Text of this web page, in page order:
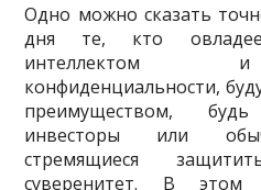
Одно можно сказать
дня те, кто
интеллектом
конфиденциальности,
преимуществом,
инвесторы или
стремящиеся
суверенитет. В